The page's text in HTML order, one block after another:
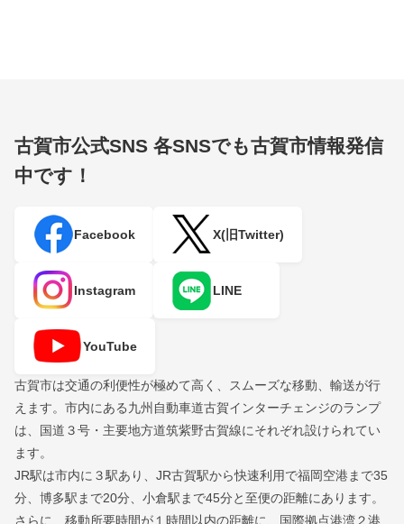
古賀市公式SNS 各SNSでも古賀市情報発信
中です！
Facebook X(旧Twitter)
Instagram LINE
YouTube
古賀市は交通の利便性が極めて高く、スムーズな移動、輸送が行
えます。市内にある九州自動車道古賀インターチェンジのランプ
は、国道３号・主要地方道筑紫野古賀線にそれぞれ設けられてい
ます。
JR駅は市内に３駅あり、JR古賀駅から快速利用で福岡空港まで35
分、博多駅まで20分、小倉駅まで45分と至便の距離にあります。
さらに、移動所要時間が１時間以内の距離に、国際拠点港湾２港